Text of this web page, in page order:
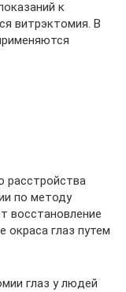
к
витрэктомия. В
расстройства
по методу
восстановление
окраса глаз путем
глаз у людей